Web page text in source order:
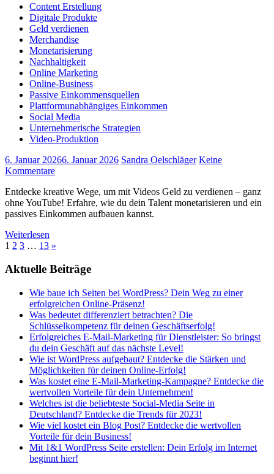
Content Erstellung
Digitale Produkte
Geld verdienen
Merchandise
Monetarisierung
Nachhaltigkeit
Online Marketing
Online-Business
Passive Einkommensquellen
Plattformunabhängiges Einkommen
Social Media
Unternehmerische Strategien
Video-Produktion
6. Januar 20266. Januar 2026 Sandra Oelschläger Keine
Kommentare
Entdecke kreative Wege, um mit Videos Geld zu verdienen – ganz
ohne YouTube! Erfahre, wie du dein Talent monetarisieren und ein
passives Einkommen aufbauen kannst.
Weiterlesen
Seitennummerierung
der
1 2 3 … 13 Nächste
»
Aktuelle Beiträge
Wie baue ich Seiten bei WordPress? Dein Weg zu einer
erfolgreichen Online-Präsenz!
Was bedeutet differenziert betrachten? Die
Schlüsselkompetenz für deinen Geschäftserfolg!
Erfolgreiches E-Mail-Marketing für Dienstleister: So bringst
du dein Geschäft auf das nächste Level!
Wie ist WordPress aufgebaut? Entdecke die Stärken und
Möglichkeiten für deinen Online-Erfolg!
Was kostet eine E-Mail-Marketing-Kampagne? Entdecke die
wertvollen Vorteile für dein Unternehmen!
Welches ist die beliebteste Social-Media Seite in
Deutschland? Entdecke die Trends für 2023!
Wie viel kostet ein Blog Post? Entdecke die wertvollen
Vorteile für dein Business!
Mit 1&1 WordPress Seite erstellen: Dein Erfolg im Internet
beginnt hier!